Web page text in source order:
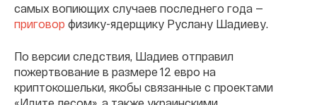
самых вопиющих случаев последнего года —
приговор физику-ядерщику Руслану Шадиеву.
По версии следствия, Шадиев отправил
пожертвование в размере 12 евро на
криптокошельки, якобы связанные с проектами